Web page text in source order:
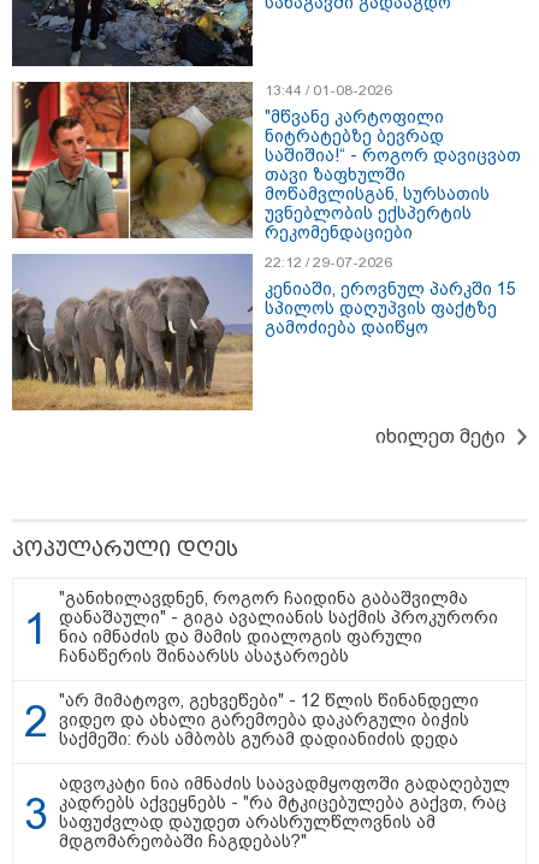
12:34 / 08-08-2026
რას აცხადებს ირაკლი კობახიძე
ელექტროენერგიის რამდენჯერმე
გათიშვასთან დაკავშირებით?
"სიმბოლურია, რომ კობახიძის
მოღალატეობრივი განცხადება
თავისუფლებისთვის შეწირული
19:03 / 08-08-2026
კობახიძის განცხადებას" -
"კოალიცია ცვლილებისთვის"
16:33 / 08-08-2026
"გიორგი ბარამიძემ რაღაც
მაგრამ ნამდვილად არ
ეკუთვნის წიხლი ივანიშვილის
ღალატზე დაფუძნებული
დიქტატურის მსახურებისგან" -
13:44 / 01-08-2026
"მწვანე კარტოფილი
ნიტრატებზე ბევრად
საშიშია!“ - როგორ დავიცვათ
თავი ზაფხულში
მოწამვლისგან, სურსათის
უვნებლობის ექსპერტის
რეკომენდაციები
22:12 / 29-07-2026
კენიაში, ეროვნულ პარკში 15
სპილოს დაღუპვის ფაქტზე
გამოძიება დაიწყო
იხილეთ მეტი
პოპულარული დღეს
"განიხილავდნენ, როგორ ჩაიდინა გაბაშვილმა
დანაშაული" - გიგა ავალიანის საქმის პროკურორი
ნია იმნაძის და მამის დიალოგის ფარული
ჩანაწერის შინაარსს ასაჯაროებს
"არ მიმატოვო, გეხვეწები" - 12 წლის წინანდელი
ვიდეო და ახალი გარემოება დაკარგული ბიჭის
საქმეში: რას ამბობს გურამ დადიანიძის დედა
ადვოკატი ნია იმნაძის საავადმყოფოში გადაღებულ
კადრებს აქვეყნებს - "რა მტკიცებულება გაქვთ, რაც
საფუძვლად დაუდეთ არასრულწლოვნის ამ
მდგომარეობაში ჩაგდებას?"